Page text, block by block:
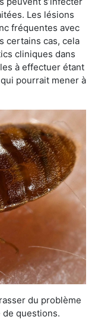
Les lésions
fréquentes avec
certains cas, cela
cliniques dans
à effectuer étant
pourrait mener à
du problème
questions.